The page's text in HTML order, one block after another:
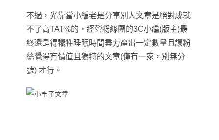
不過 ， 光靠當小編老是分享別人文章是絕對成就
不了高TAT%的 ， 經營粉絲團的3C小編(版主)最
終還是得犧牲睡眠時間盡力產出一定數量且讓粉
絲覺得有價值且獨特的文章(僅有一家 ， 別無分
號) 才行 。